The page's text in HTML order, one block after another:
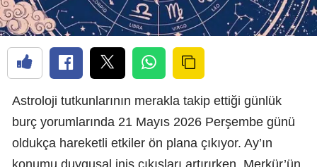
Astroloji tutkunlarının merakla takip ettiği günlük
burç yorumlarında 21 Mayıs 2026 Perşembe günü
oldukça hareketli etkiler ön plana çıkıyor. Ay’ın
konumu duygusal iniş çıkışları artırırken, Merkür’ün